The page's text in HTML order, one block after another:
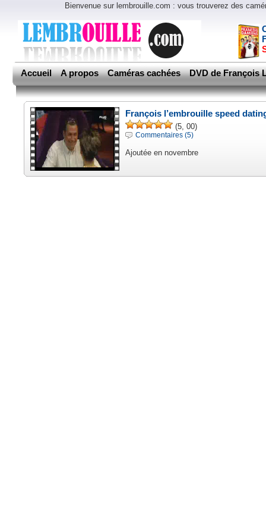
Bienvenue sur lembrouille.com : vous trouverez des
Accueil A propos Caméras cachées DVD de François
François l’embrouille speed
(5, 00)
Commentaires (5)
Ajoutée en novembre